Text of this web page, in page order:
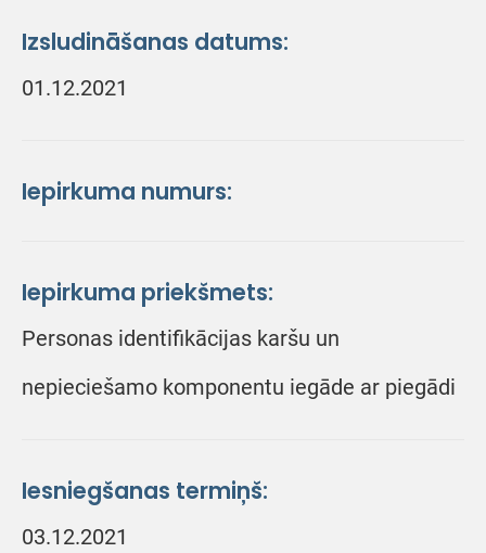
Izsludināšanas datums:
01.12.2021
Iepirkuma numurs:
Iepirkuma priekšmets:
Personas identifikācijas karšu un
nepieciešamo komponentu iegāde ar piegādi
Iesniegšanas termiņš:
03.12.2021